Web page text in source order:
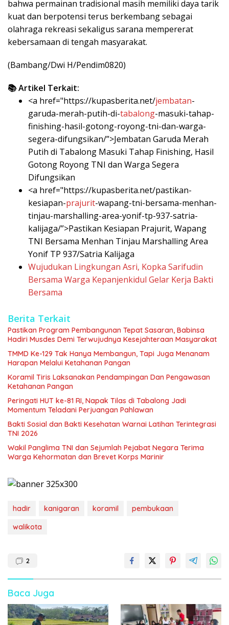
bahwa permainan tradisional masih memiliki daya tarik
kuat dan berpotensi terus berkembang sebagai
olahraga rekreasi sekaligus sarana mempererat
kebersamaan di tengah masyarakat.
(Bambang/Dwi H/Pendim0820)
📚 Artikel Terkait:
<a href="https://kupasberita.net/jembatan-
garuda-merah-putih-di-tabalong-masuki-tahap-
finishing-hasil-gotong-royong-tni-dan-warga-
segera-difungsikan/”>Jembatan Garuda Merah
Putih di Tabalong Masuki Tahap Finishing, Hasil
Gotong Royong TNI dan Warga Segera
Difungsikan
<a href="https://kupasberita.net/pastikan-
kesiapan-prajurit-wapang-tni-bersama-menhan-
tinjau-marshalling-area-yonif-tp-937-satria-
kalijaga/”>Pastikan Kesiapan Prajurit, Wapang
TNI Bersama Menhan Tinjau Marshalling Area
Yonif TP 937/Satria Kalijaga
Wujudukan Lingkungan Asri, Kopka Sarifudin
Bersama Warga Kepanjenkidul Gelar Kerja Bakti
Bersama
Berita Terkait
Pastikan Program Pembangunan Tepat Sasaran, Babinsa
Hadiri Musdes Demi Terwujudnya Kesejahteraan Masyarakat
TMMD Ke-129 Tak Hanya Membangun, Tapi Juga Menanam
Harapan Melalui Ketahanan Pangan
Koramil Tiris Laksanakan Pendampingan Dan Pengawasan
Ketahanan Pangan
Peringati HUT ke-81 RI, Napak Tilas di Tabalong Jadi
Momentum Teladani Perjuangan Pahlawan
Bakti Sosial dan Bakti Kesehatan Warnai Latihan Terintegrasi
TNI 2026
Wakil Panglima TNI dan Sejumlah Pejabat Negara Terima
Warga Kehormatan dan Brevet Korps Marinir
hadir kanigaran koramil
pembukaan
walikota
2
Baca Juga